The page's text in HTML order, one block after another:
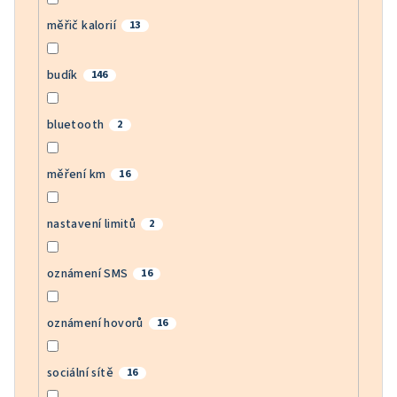
měřič kalorií 13
budík 146
bluetooth 2
měření km 16
nastavení limitů 2
oznámení SMS 16
oznámení hovorů 16
sociální sítě 16